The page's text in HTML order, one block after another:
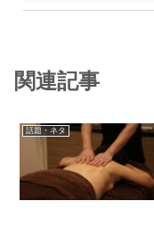
関連記事
話題・ネタ